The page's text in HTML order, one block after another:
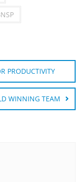
PRODUCTIVITY
WINNING TEAM